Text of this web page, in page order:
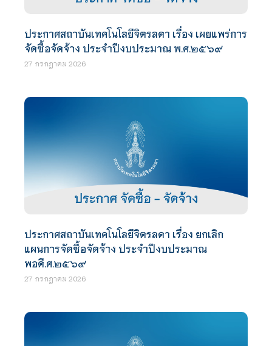
ประกาศสถาบันเทคโนโลยีจิตรลดา เรื่อง เผยแพร่การ
จัดซื้อจัดจ้าง ประจำปีงบประมาณ พ.ศ.๒๕๖๙
27 กรกฎาคม 2026
ประกาศสถาบันเทคโนโลยีจิตรลดา เรื่อง ยกเลิก
แผนการจัดซื้อจัดจ้าง ประจำปีงบประมาณ
พอดี.ศ.๒๕๖๙
27 กรกฎาคม 2026